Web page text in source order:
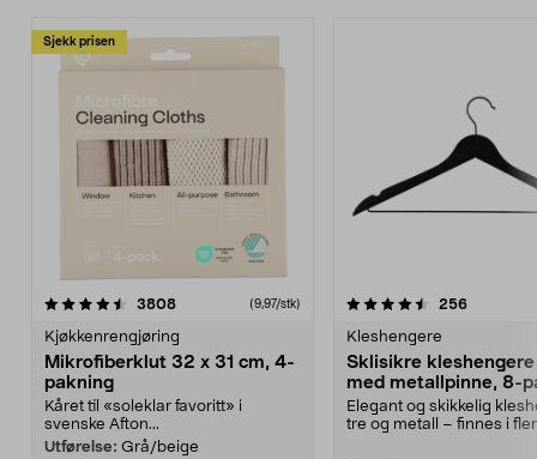
Sjekk prisen
3808anmeldelser(9,97/stk)
Kjøkkenrengjøring
Mikrofiberklut 32 x 31 cm, 4-
pakning
Kåret til «soleklar favoritt» i
svenske Afton...
Utførelse: Grå/beige
4.5av 5 stjerner 256
Kleshengere
Sklisikre
med metallpinne, 8-
Elegant og skikkelig
tre og metall – finnes i
4.5av 5 stjerner